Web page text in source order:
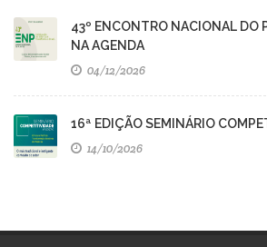
43º ENCONTRO NACIONAL DO
NA AGENDA
04/12/2026
16ª EDIÇÃO SEMINÁRIO
14/10/2026